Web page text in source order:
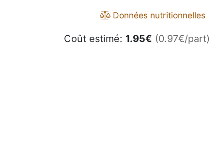
Données nutritionnelles
Coût estimé: 1.95€ (0.97€/part)